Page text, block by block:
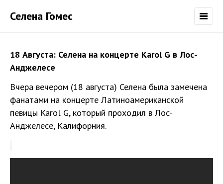
Селена Гомес
18 Августа: Селена на концерте Karol G в Лос-
Анджелесе
Вчера вечером (18 августа) Селена была замечена
фанатами на концерте Латиноамериканской
певицы Karol G, который проходил в Лос-
Анджелесе, Калифорния.